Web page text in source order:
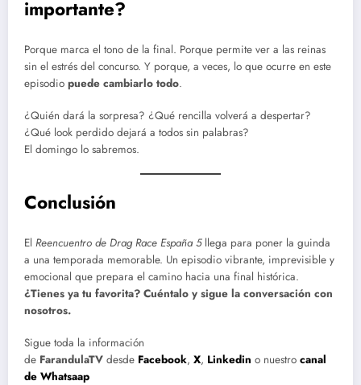
importante?
Porque marca el tono de la final. Porque permite ver a las reinas
sin el estrés del concurso. Y porque, a veces, lo que ocurre en este
episodio puede cambiarlo todo.
¿Quién dará la sorpresa? ¿Qué rencilla volverá a despertar?
¿Qué look perdido dejará a todos sin palabras?
El domingo lo sabremos.
Conclusión
El Reencuentro de Drag Race España 5llega para poner la guinda
a una temporada memorable. Un episodio vibrante, imprevisible y
emocional que prepara el camino hacia una final histórica.
¿Tienes ya tu favorita? Cuéntalo y sigue la conversación con
nosotros.
Sigue toda la información
de FarandulaTV desde Facebook, X, Linkedin o nuestro canal
de Whatsaap